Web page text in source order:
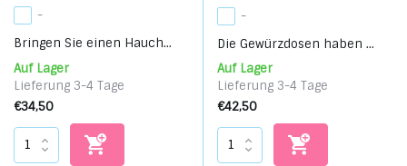
-
Bringen Sie einen Hauch...
Auf Lager
Lieferung 3-4 Tage
€34,50
-
Die Gewürzdosen haben ...
Auf Lager
Lieferung 3-4 Tage
€42,50